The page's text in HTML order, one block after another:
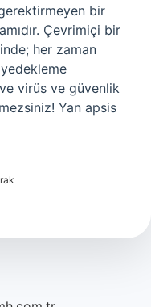
bir
Çevrimiçi bir
her zaman
virüs ve güvenlik
Yan apsis